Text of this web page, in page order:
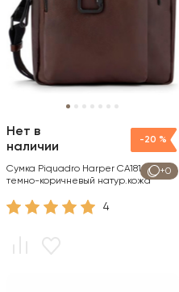
-20 %
+0
Нет в
наличии
Сумка Piquadro Harper CA1816AP/TM
темно-коричневый натур.кожа
4